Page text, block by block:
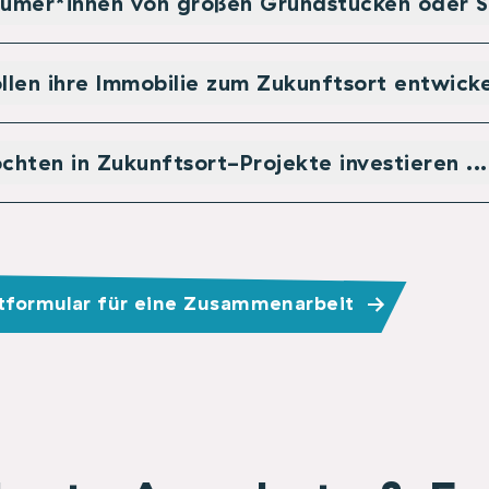
ihre Immobilie zum Zukunftsort
in Zukunftsort-Projekte investieren ...
für eine Zusammenarbeit